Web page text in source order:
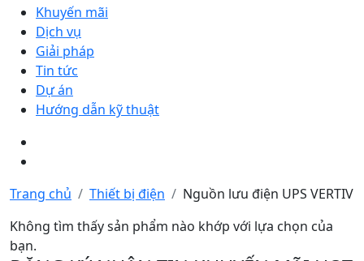
Khuyến mãi
Dịch vụ
Giải pháp
Tin tức
Dự án
Hướng dẫn kỹ thuật
Trang chủ Thiết bị điện
Nguồn lưu điện UPS VERTIV
Không tìm thấy sản phẩm nào khớp với lựa chọn của
bạn.